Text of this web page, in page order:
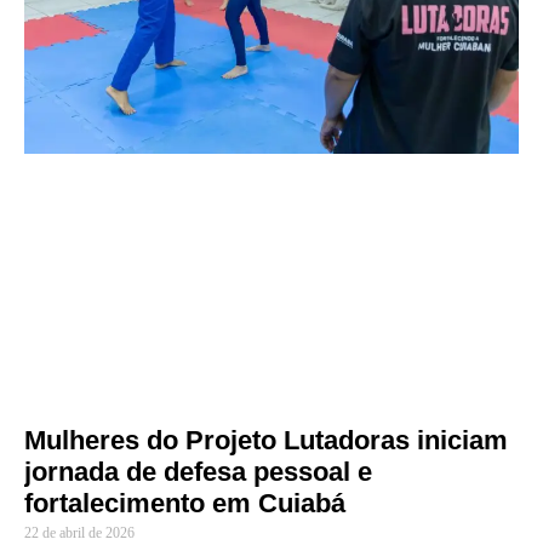
Mulheres do Projeto Lutadoras iniciam
jornada de defesa pessoal e
fortalecimento em Cuiabá
22 de abril de 2026